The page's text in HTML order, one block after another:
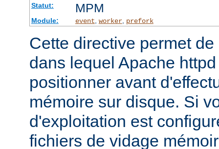
Statut: MPM
Module: event worker, prefork
Cette directive permet
dans lequel Apache
positionner avant
mémoire sur disque. Si
d'exploitation est
fichiers de vidage